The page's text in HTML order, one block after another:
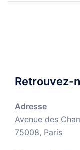
Retrouvez-
Adresse
Avenue des
75008, Paris